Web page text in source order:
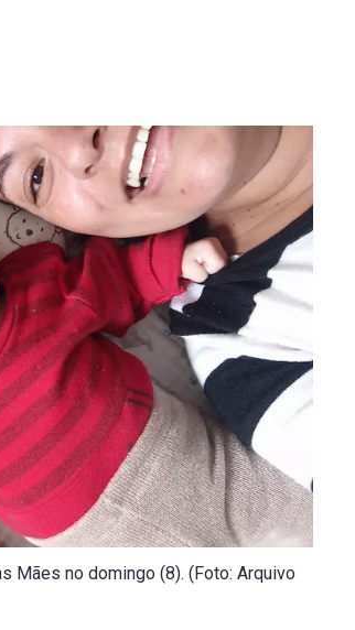
Mães no domingo (8). (Foto: Arquivo